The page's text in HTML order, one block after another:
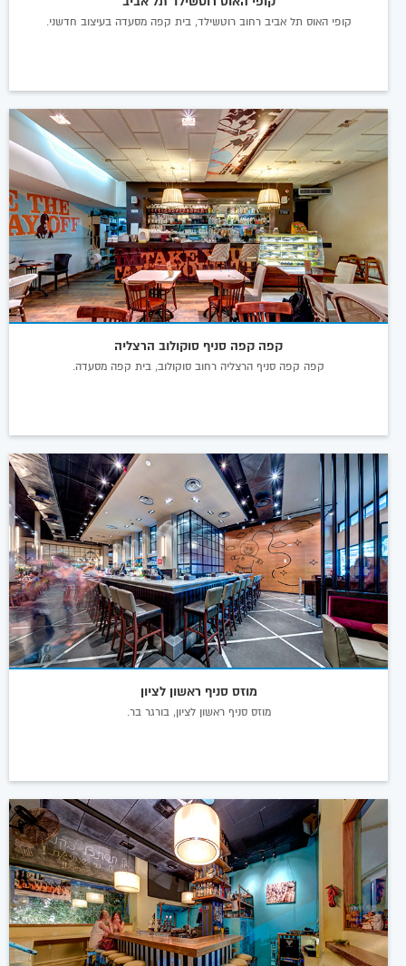
קופי האוס תל אביב רחוב רוטשילד, בית קפה מסעדה בעיצוב חדשני.
קפה קפה סניף סוקולוב הרצליה
קפה קפה סניף הרצליה רחוב סוקולוב, בית קפה מסעדה.
מוזס סניף ראשון לציון
מוזס סניף ראשון לציון, בורגר בר.